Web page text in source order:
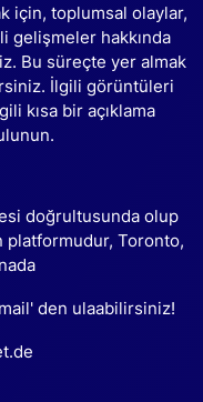
için, toplumsal olaylar,
gelişmeler hakkında
Bu süreçte yer almak
İlgili görüntüleri
kısa bir açıklama
doğrultusunda olup
platformudur, Toronto,
den ulaabilirsiniz!